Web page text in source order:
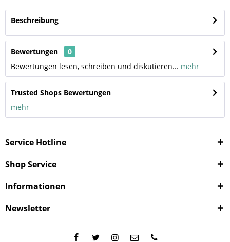
Beschreibung
Bewertungen
0
Bewertungen lesen, schreiben und diskutieren... mehr
Trusted Shops Bewertungen
mehr
Service Hotline
Shop Service
Informationen
Newsletter